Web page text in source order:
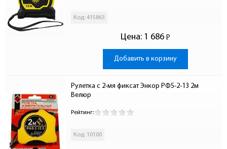
Код: 415863
Цена: 1 686 Р
-
Добавить в корзину
Рулетка c 2-мя фиксат Энкор РФ5-2-13 2м
Велюр
Рейтинг:
Код: 10100